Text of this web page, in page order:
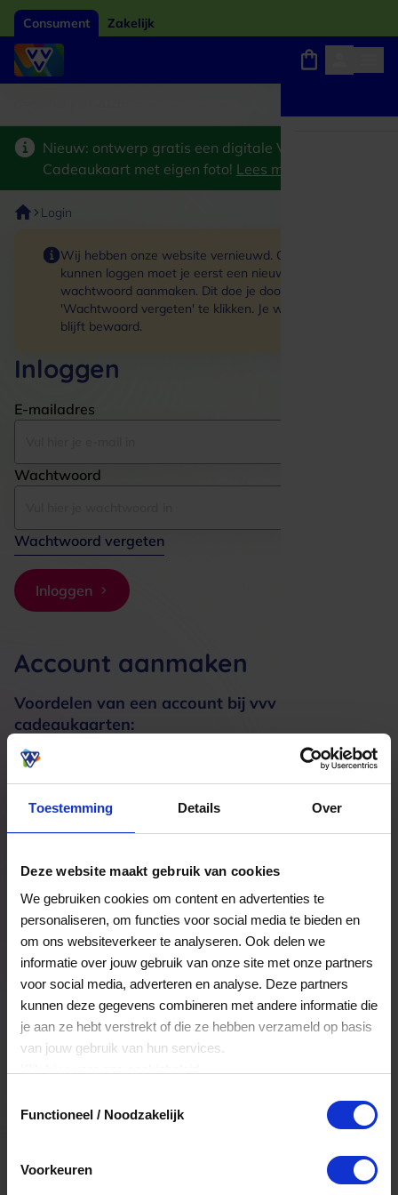
Toestemming Details Over
Deze website maakt gebruik van cookies
We gebruiken cookies om content en advertenties te
personaliseren, om functies voor social media te bieden en
om ons websiteverkeer te analyseren. Ook delen we
informatie over jouw gebruik van onze site met onze partners
voor social media, adverteren en analyse. Deze partners
kunnen deze gegevens combineren met andere informatie die
je aan ze hebt verstrekt of die ze hebben verzameld op basis
van jouw gebruik van hun services.
Functioneel / Noodzakelijk
Voorkeuren
Consument Zakelijk
Nieuw: ontwerp gratis een digitale VVV
Cadeaukaart met eigen foto! Lees meer
Login
Wij hebben onze website vernieuwd. Om in te
kunnen loggen moet je eerst een nieuw
wachtwoord aanmaken. Dit doe je door op de link
'Wachtwoord vergeten' te klikken. Je winkelmand
blijft bewaard.
Inloggen
E-mailadres
Wachtwoord
Wachtwoord vergeten
Inloggen
Account aanmaken
Voordelen van een account bij vvv
cadeaukaarten:
Meerdere adressen registreren
Een bestelling volgen
Nog veel meer...
Maak account aan